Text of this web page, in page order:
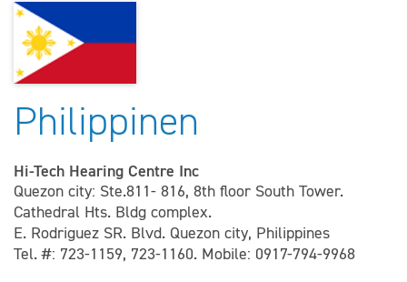
Philippinen
Hi-Tech Hearing Centre Inc
Quezon city: Ste.811- 816, 8th floor South Tower.
Cathedral Hts. Bldg complex.
E. Rodriguez SR. Blvd. Quezon city, Philippines
Tel. #: 723-1159, 723-1160. Mobile: 0917-794-9968